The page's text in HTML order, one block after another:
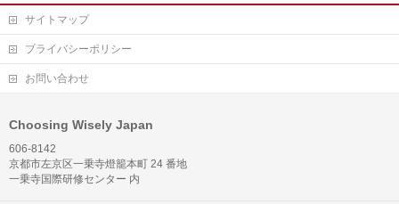
サイトマップ
プライバシーポリシー
お問い合わせ
Choosing Wisely Japan
606-8142
京都市左京区一乗寺燈籠本町 24 番地
一乗寺国際研修センター 内